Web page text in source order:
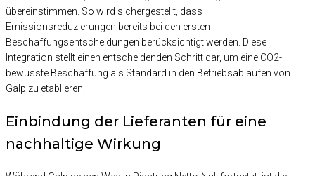
übereinstimmen. So wird sichergestellt, dass
Emissionsreduzierungen bereits bei den ersten
Beschaffungsentscheidungen berücksichtigt werden. Diese
Integration stellt einen entscheidenden Schritt dar, um eine CO2-
bewusste Beschaffung als Standard in den Betriebsabläufen von
Galp zu etablieren.
Einbindung der Lieferanten für eine
nachhaltige Wirkung